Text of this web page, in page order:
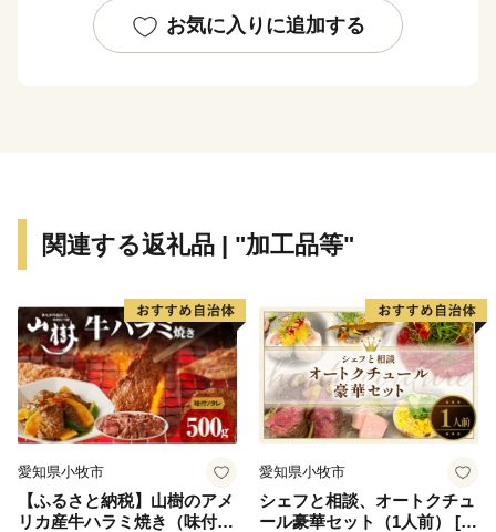
境にあります。
耐火物製造業を中心とする産業を育成した結果、備前
【平成27年】旧閑谷学校などを構成文化財に「近世日本
に認定されました。
【平成29年】備前焼（備前市）が、越前焼（福井県越前
町）、瀬戸焼（愛知県瀬戸市）、常滑焼（愛知県常滑
市）、信楽焼（滋賀県甲賀市）、丹波立杭焼（兵庫県篠
認定されました。
お気に入りに追加する
関連する返礼品 | "加工品等"
愛知県小牧市
【ふるさと納税】山樹のアメ
リカ産牛ハラミ焼き（味付）
愛知県小牧市
シェフと相談、オートクチュ
ール豪華セット（1人前） [04